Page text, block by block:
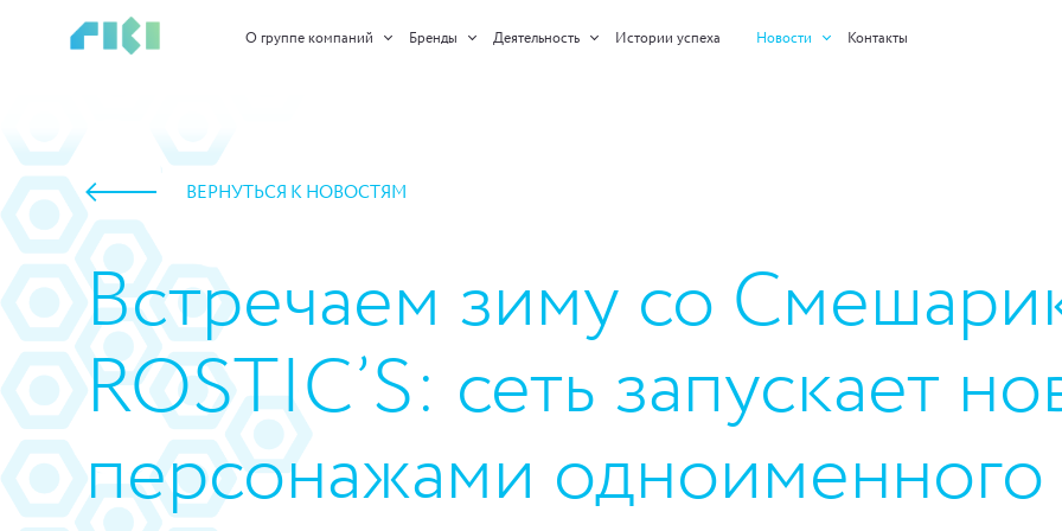
О группе компаний Бренды Деятельность Истории успеха Новости Контакты
ВЕРНУТЬСЯ К НОВОСТЯМ
Встречаем зиму со
ROSTIC’S: сеть запускает
персонажами одноименного